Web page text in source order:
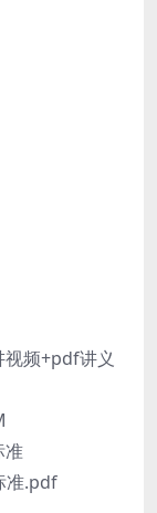
频+pdf讲义
准
准.pdf